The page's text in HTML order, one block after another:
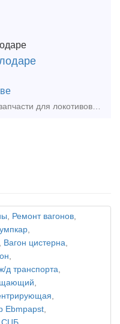
, Ремонт вагонов,
,
, Вагон цистерна,
,
д транспорта,
,
,
Ebmpapst,